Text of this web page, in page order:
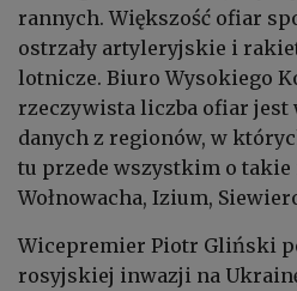
rannych. Większość ofiar
ostrzały artyleryjskie i
lotnicze. Biuro Wysokiego
rzeczywista liczba ofiar jest
danych z regionów, w
tu przede wszystkim o
Wołnowacha, Izium,
Wicepremier Piotr Gliński
rosyjskiej inwazji na